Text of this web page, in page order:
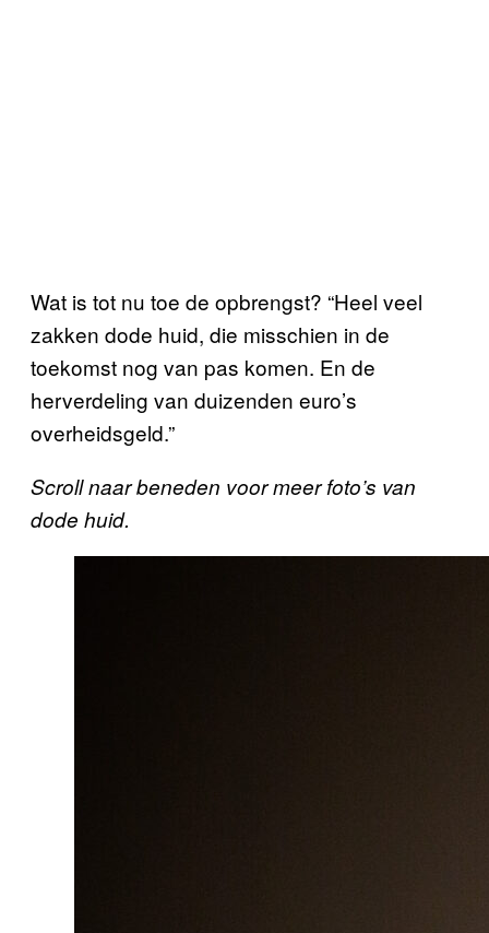
Wat is tot nu toe de opbrengst? “Heel veel
zakken dode huid, die misschien in de
toekomst nog van pas komen. En de
herverdeling van duizenden euro’s
overheidsgeld.”
Scroll naar beneden voor meer foto’s van
dode huid.